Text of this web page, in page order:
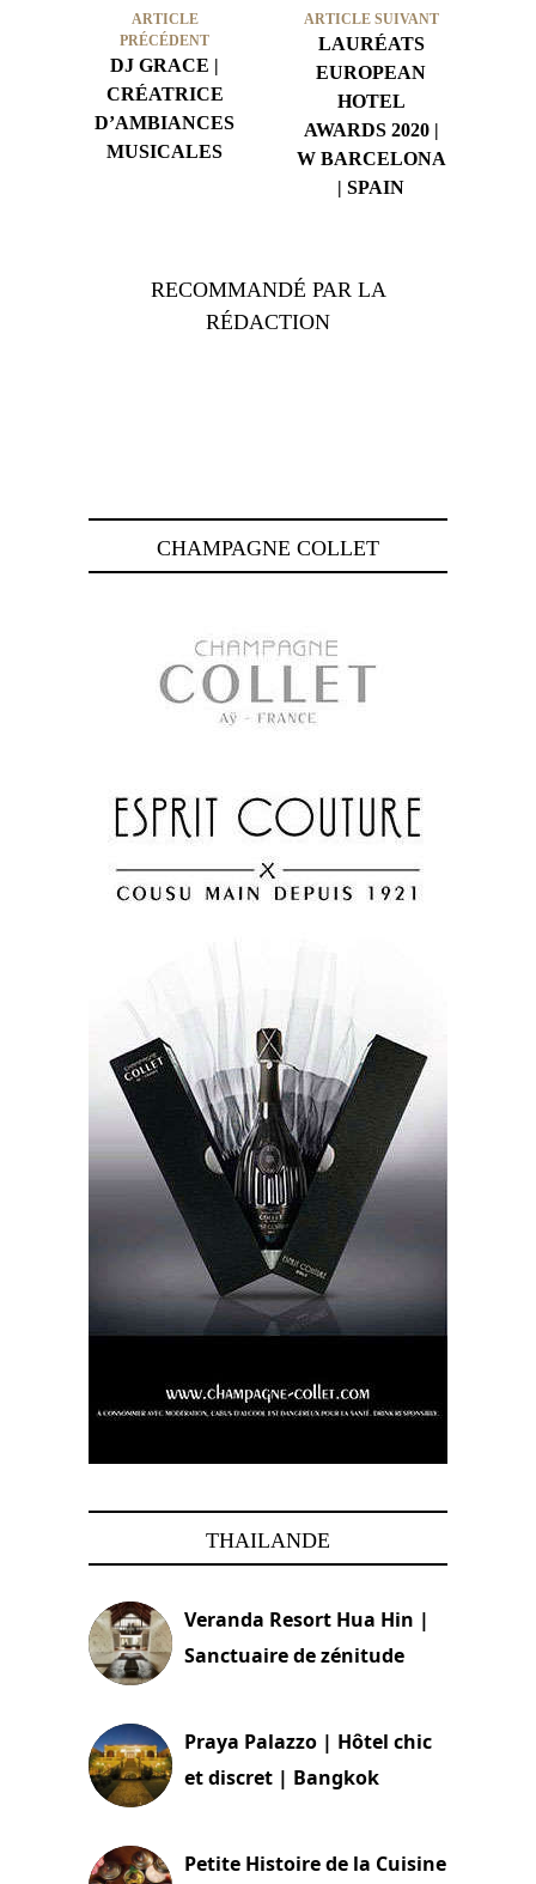
ARTICLE
PRÉCÉDENT
DJ GRACE |
CRÉATRICE
D’AMBIANCES
MUSICALES
ARTICLE SUIVANT
LAURÉATS
EUROPEAN
HOTEL
AWARDS 2020 |
W BARCELONA
| SPAIN
RECOMMANDÉ PAR LA
RÉDACTION
CHAMPAGNE COLLET
THAILANDE
Veranda Resort Hua Hin |
Sanctuaire de zénitude
Praya Palazzo | Hôtel chic
et discret | Bangkok
Petite Histoire de la Cuisine